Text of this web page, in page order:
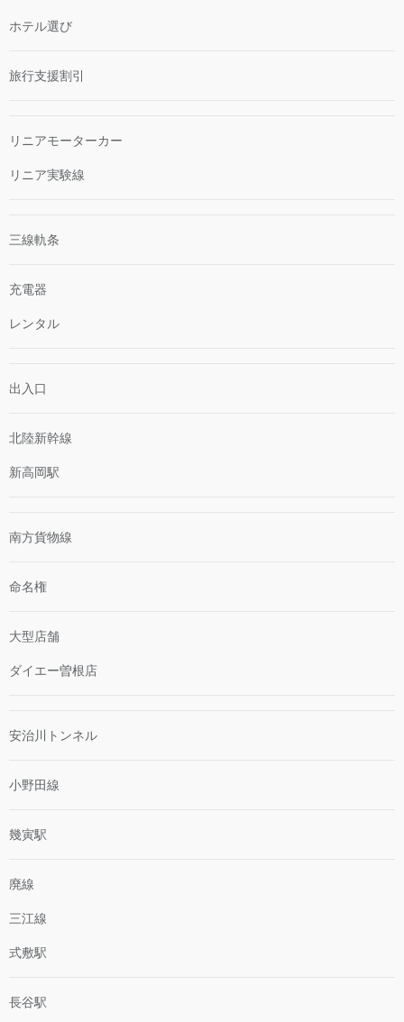
ホテル選び
旅行支援割引
リニアモーターカー
リニア実験線
三線軌条
充電器
レンタル
出入口
北陸新幹線
新高岡駅
南方貨物線
命名権
大型店舗
ダイエー曽根店
安治川トンネル
小野田線
幾寅駅
廃線
三江線
式敷駅
長谷駅